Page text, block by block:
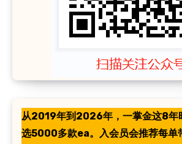
从2019年到2026年，一掌金这8年
选5000多款ea。入会员会推荐每单